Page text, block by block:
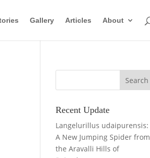
Gallery Articles About
Recent Update
Langelurillus udaipurensis:
A New Jumping Spider from
the Aravalli Hills of